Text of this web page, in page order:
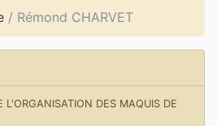
/ Rémond CHARVET
L'ORGANISATION DES MAQUIS DE